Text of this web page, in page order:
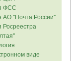
ФСС
"Почта России"
виде